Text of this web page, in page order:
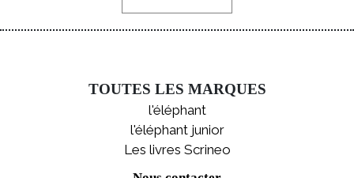
TOUTES LES MARQUES
l'éléphant
l'éléphant junior
Les livres Scrineo